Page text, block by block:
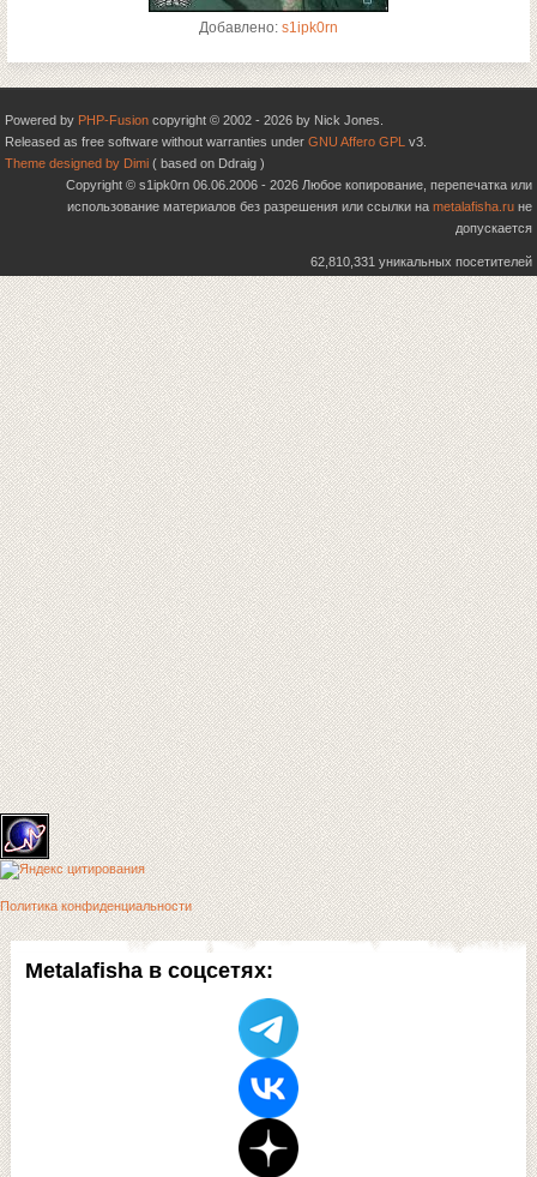
Metalafisha в соцсетях:
Добавлено: s1ipk0rn
Powered by PHP-Fusion copyright © 2002 - 2026 by Nick Jones.
Released as free software without warranties under GNU Affero GPL v3.
Theme designed by Dimi ( based on Ddraig )
Copyright © s1ipk0rn 06.06.2006 - 2026 Любое копирование, перепечатка или
использование материалов без разрешения или ссылки на metalafisha.ru не
допускается
62,810,331 уникальных посетителей
Политика конфиденциальности